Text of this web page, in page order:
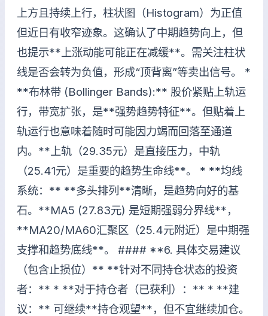
上方且持续上行，柱状图（Histogram）为正值
但近日有收窄迹象。这确认了中期趋势向上，但
也提示**上涨动能可能正在减缓**。需关注柱状
线是否会转为负值，形成“顶背离”等卖出信号。 *
**布林带 (Bollinger Bands):** 股价紧贴上轨运
行，带宽扩张，是**强势趋势特征**。但贴着上
轨运行也意味着随时可能因力竭而回落至通道
内。**上轨（29.35元）是直接压力，中轨
（25.41元）是重要的趋势生命线**。 * **均线
系统：** **多头排列**清晰，是趋势向好的基
石。**MA5 (27.83元) 是短期强弱分界线**，
**MA20/MA60汇聚区（25.4元附近）是中期强
支撑和趋势底线**。 #### **6. 具体交易建议
（包含止损位）** **针对不同持仓状态的投资
者：** * **对于持仓者（已获利）：** * **建
议：** 可继续**持仓观望**，但不宜继续加仓。